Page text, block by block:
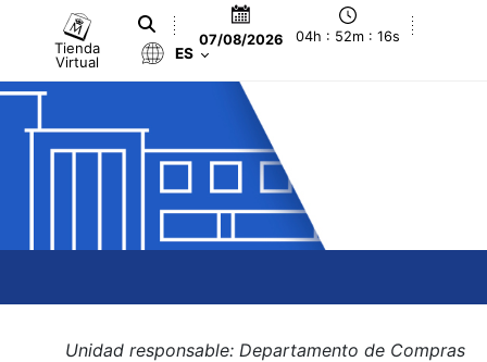
Tienda
Virtual
07/08/2026 04h : 52m : 16s
ES
Unidad responsable: Departamento de Compras